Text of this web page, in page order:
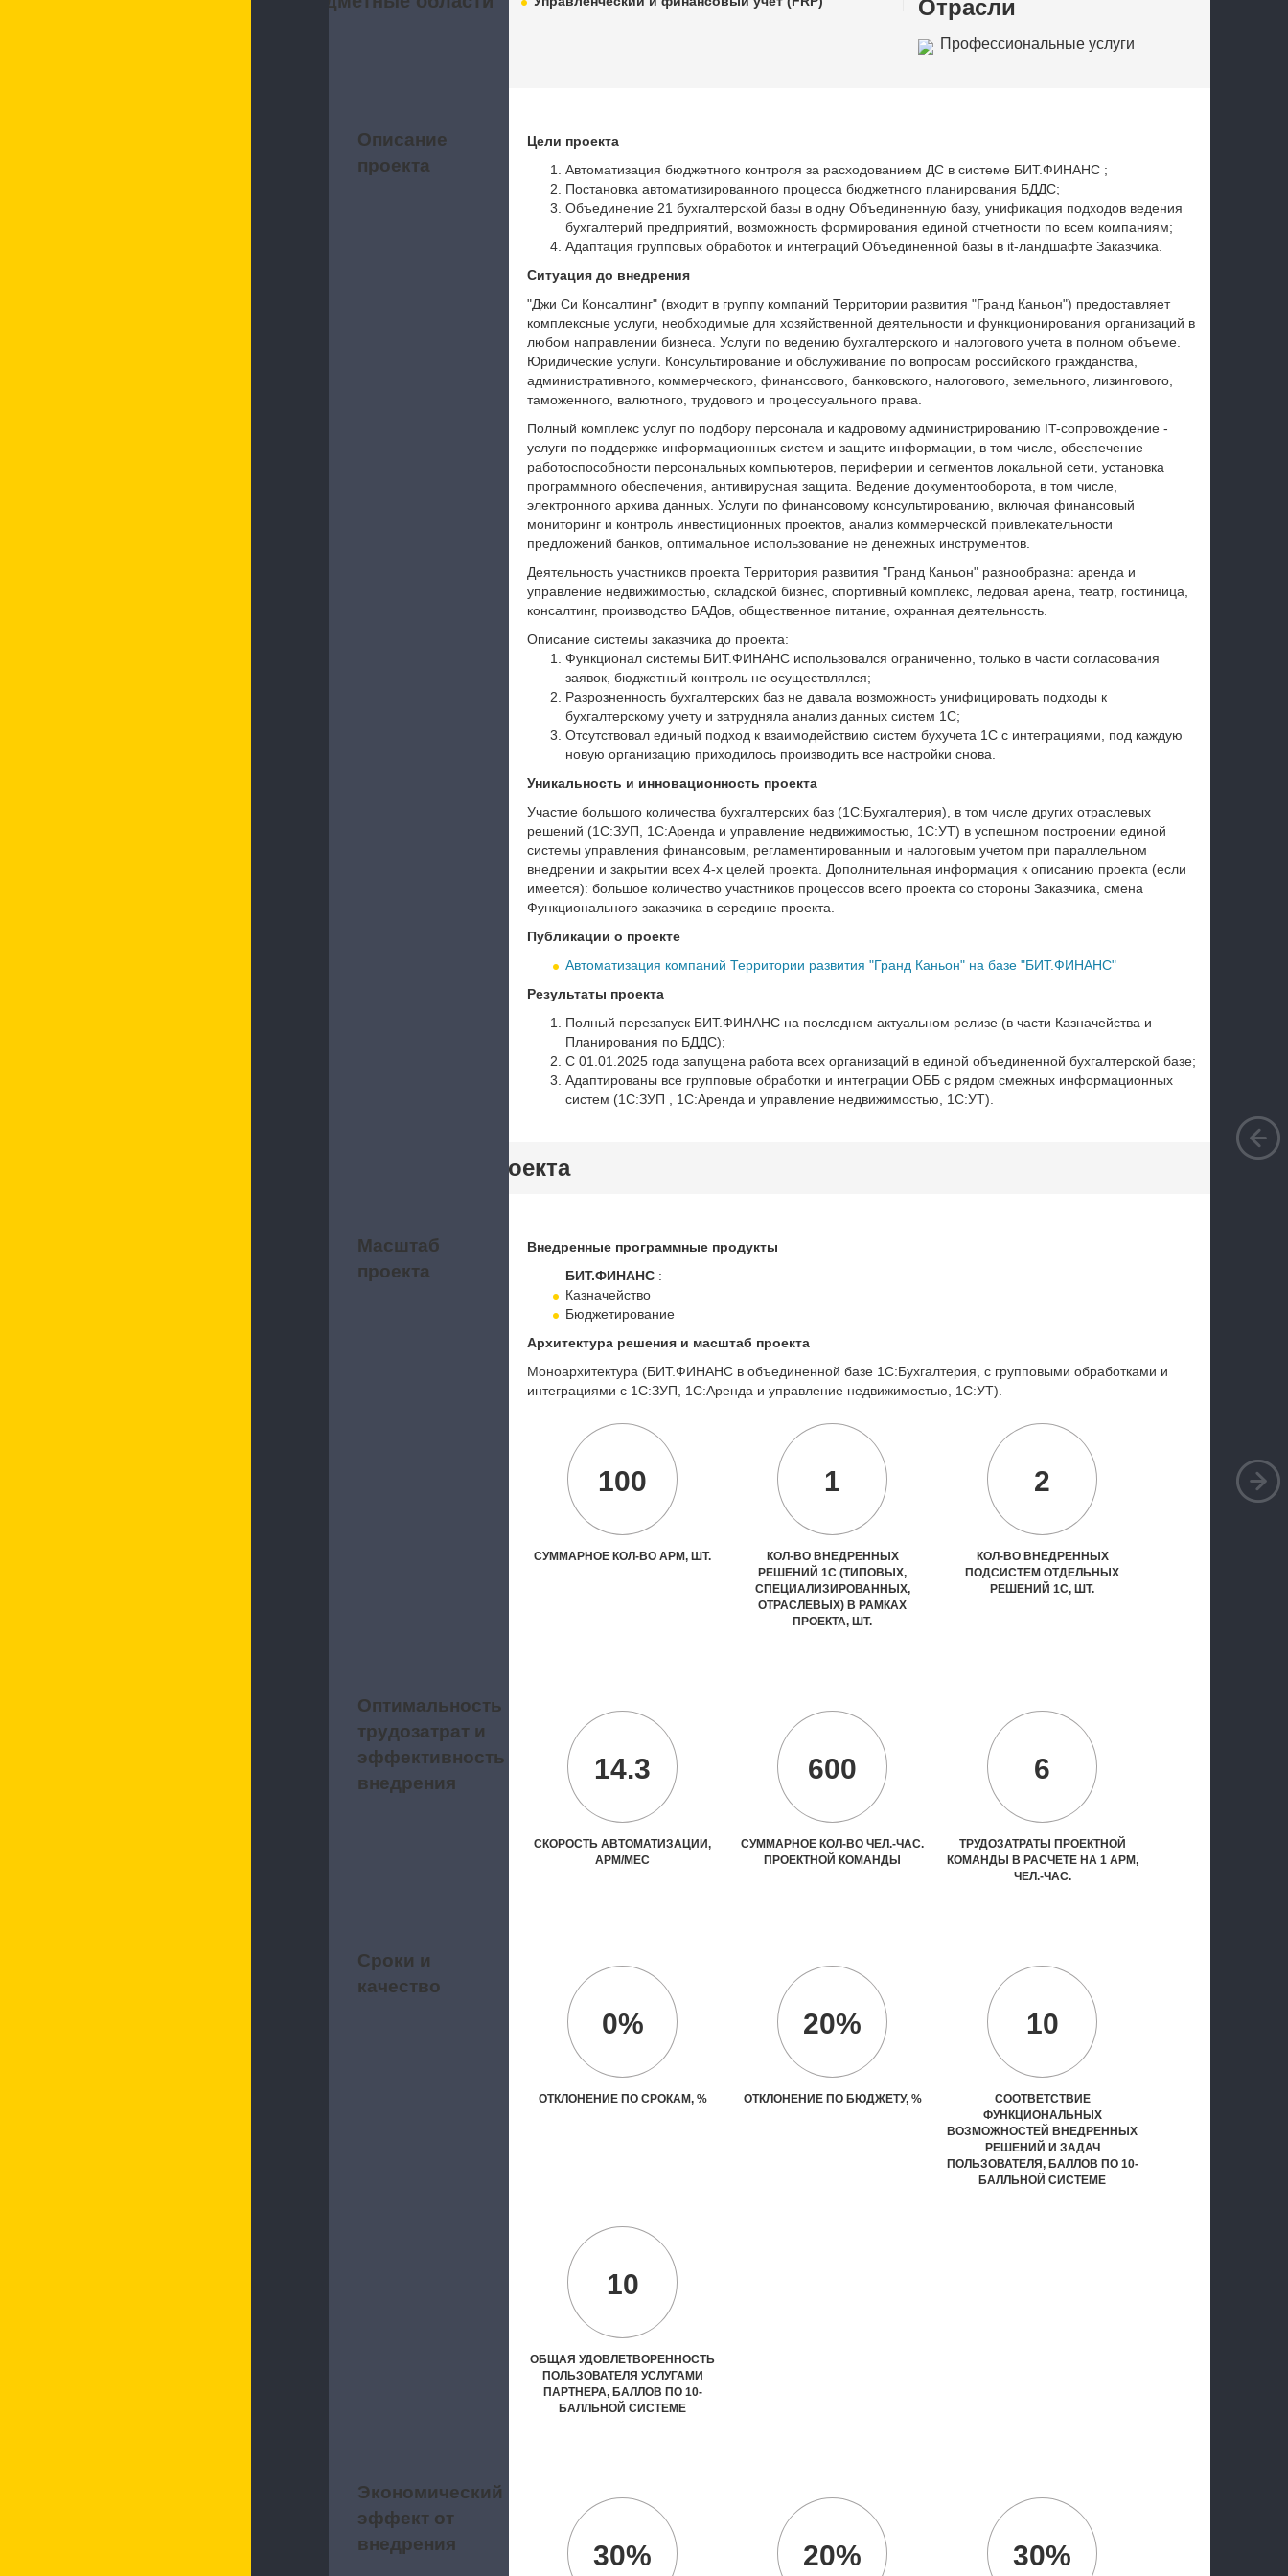
Отрасли
Профессиональные услуги
Описание
проекта
Цели проекта
Автоматизация бюджетного контроля за расходованием ДС в системе БИТ.ФИНАНС ;
Постановка автоматизированного процесса бюджетного планирования БДДС;
Объединение 21 бухгалтерской базы в одну Объединенную базу, унификация подходов ведения
бухгалтерий предприятий, возможность формирования единой отчетности по всем компаниям;
Адаптация групповых обработок и интеграций Объединенной базы в it-ландшафте Заказчика.
Ситуация до внедрения
"Джи Си Консалтинг" (входит в группу компаний Территории развития "Гранд Каньон") предоставляет
комплексные услуги, необходимые для хозяйственной деятельности и функционирования организаций в
любом направлении бизнеса. Услуги по ведению бухгалтерского и налогового учета в полном объеме.
Юридические услуги. Консультирование и обслуживание по вопросам российского гражданства,
административного, коммерческого, финансового, банковского, налогового, земельного, лизингового,
таможенного, валютного, трудового и процессуального права.
Полный комплекс услуг по подбору персонала и кадровому администрированию IT-сопровождение -
услуги по поддержке информационных систем и защите информации, в том числе, обеспечение
работоспособности персональных компьютеров, периферии и сегментов локальной сети, установка
программного обеспечения, антивирусная защита. Ведение документооборота, в том числе,
электронного архива данных. Услуги по финансовому консультированию, включая финансовый
мониторинг и контроль инвестиционных проектов, анализ коммерческой привлекательности
предложений банков, оптимальное использование не денежных инструментов.
Деятельность участников проекта Территория развития "Гранд Каньон" разнообразна: аренда и
управление недвижимостью, складской бизнес, спортивный комплекс, ледовая арена, театр, гостиница,
консалтинг, производство БАДов, общественное питание, охранная деятельность.
Описание системы заказчика до проекта:
Функционал системы БИТ.ФИНАНС использовался ограниченно, только в части согласования
заявок, бюджетный контроль не осуществлялся;
Разрозненность бухгалтерских баз не давала возможность унифицировать подходы к
бухгалтерскому учету и затрудняла анализ данных систем 1С;
Отсутствовал единый подход к взаимодействию систем бухучета 1С с интеграциями, под каждую
новую организацию приходилось производить все настройки снова.
Уникальность и инновационность проекта
Участие большого количества бухгалтерских баз (1С:Бухгалтерия), в том числе других отраслевых
решений (1С:ЗУП, 1С:Аренда и управление недвижимостью, 1С:УТ) в успешном построении единой
системы управления финансовым, регламентированным и налоговым учетом при параллельном
внедрении и закрытии всех 4-х целей проекта. Дополнительная информация к описанию проекта (если
имеется): большое количество участников процессов всего проекта со стороны Заказчика, смена
Функционального заказчика в середине проекта.
Публикации о проекте
Автоматизация компаний Территории развития "Гранд Каньон" на базе "БИТ.ФИНАНС"
Результаты проекта
Полный перезапуск БИТ.ФИНАНС на последнем актуальном релизе (в части Казначейства и
Планирования по БДДС);
С 01.01.2025 года запущена работа всех организаций в единой объединенной бухгалтерской базе;
Адаптированы все групповые обработки и интеграции ОББ с рядом смежных информационных
систем (1С:ЗУП , 1С:Аренда и управление недвижимостью, 1С:УТ).
Характеристики проекта
Масштаб
проекта
Внедренные программные продукты
БИТ.ФИНАНС:
Казначейство
Бюджетирование
Архитектура решения и масштаб проекта
Моноархитектура (БИТ.ФИНАНС в объединенной базе 1С:Бухгалтерия, с групповыми обработками и
интеграциями с 1С:ЗУП, 1С:Аренда и управление недвижимостью , 1С:УТ).
100
СУММАРНОЕ КОЛ-ВО АРМ, ШТ.
1
КОЛ-ВО ВНЕДРЕННЫХ
РЕШЕНИЙ 1С (ТИПОВЫХ,
СПЕЦИАЛИЗИРОВАННЫХ,
ОТРАСЛЕВЫХ) В РАМКАХ
ПРОЕКТА, ШТ.
2
КОЛ-ВО ВНЕДРЕННЫХ
ПОДСИСТЕМ ОТДЕЛЬНЫХ
РЕШЕНИЙ 1С, ШТ.
Оптимальность
трудозатрат и
эффективность
внедрения
14.3
СКОРОСТЬ АВТОМАТИЗАЦИИ,
АРМ/МЕС
600
СУММАРНОЕ КОЛ-ВО ЧЕЛ.-ЧАС.
ПРОЕКТНОЙ КОМАНДЫ
6
ТРУДОЗАТРАТЫ ПРОЕКТНОЙ
КОМАНДЫ В РАСЧЕТЕ НА 1 АРМ,
ЧЕЛ.-ЧАС.
Сроки и
качество
0%
ОТКЛОНЕНИЕ ПО СРОКАМ, %
20%
ОТКЛОНЕНИЕ ПО БЮДЖЕТУ, %
10
СООТВЕТСТВИЕ
ФУНКЦИОНАЛЬНЫХ
ВОЗМОЖНОСТЕЙ ВНЕДРЕННЫХ
РЕШЕНИЙ И ЗАДАЧ
ПОЛЬЗОВАТЕЛЯ, БАЛЛОВ ПО 10-
БАЛЛЬНОЙ СИСТЕМЕ
10
ОБЩАЯ УДОВЛЕТВОРЕННОСТЬ
ПОЛЬЗОВАТЕЛЯ УСЛУГАМИ
ПАРТНЕРА, БАЛЛОВ ПО 10-
БАЛЛЬНОЙ СИСТЕМЕ
Экономический
эффект от
внедрения
30% 20% 30%